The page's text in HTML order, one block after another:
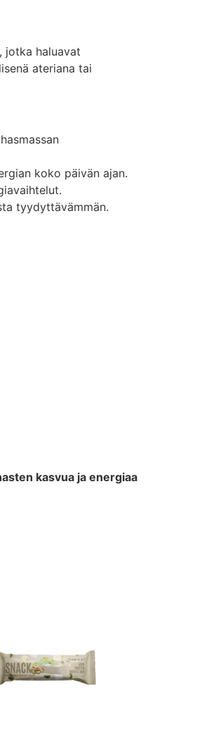
jotka haluavat
ateriana tai
koko päivän ajan.
tyydyttävämmän.
kasvua ja energiaa